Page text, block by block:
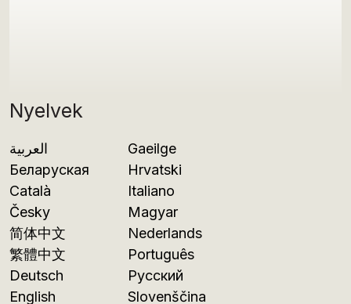
Nyelvek
العربية
Беларуская
Català
Česky
简体中文
繁體中文
Deutsch
English
Gaeilge
Hrvatski
Italiano
Magyar
Nederlands
Português
Русский
Slovenščina